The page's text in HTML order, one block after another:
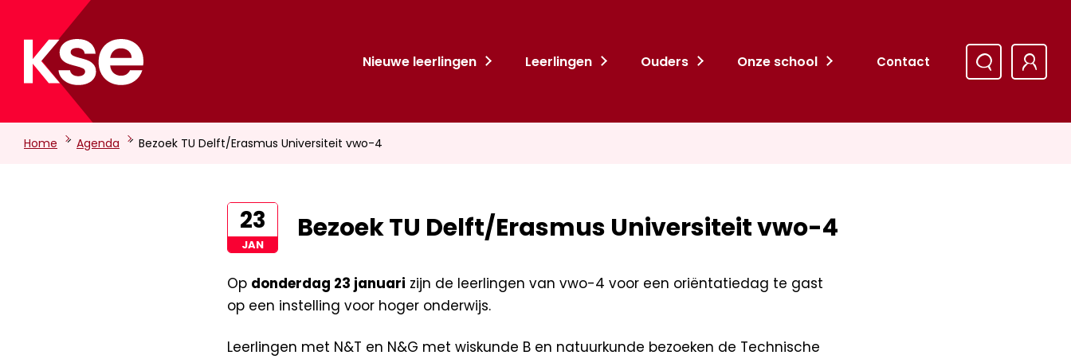
Nieuwe leerlingen Leerlingen Ouders Onze school Contact
Home -Agenda -Bezoek TU Delft/Erasmus Universiteit vwo-4
23
JAN
Bezoek TU Delft/Erasmus Universiteit vwo-4
Op donderdag 23 januari zijn de leerlingen van vwo-4 voor een oriëntatiedag te gast
op een instelling voor hoger onderwijs.
Leerlingen met N&T en N&G met wiskunde B en natuurkunde bezoeken de Technische